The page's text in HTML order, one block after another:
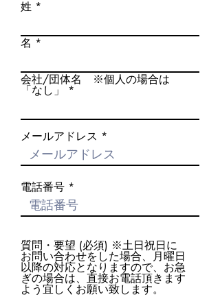
姓
名
会社/団体名 ※個人の場合は
「なし」
メールアドレス
電話番号
質問・要望 (必須) ※土日祝日に
お問い合わせをした場合、月曜日
以降の対応となりますので、お急
ぎの場合は、直接お電話頂きます
よう宜しくお願い致します。